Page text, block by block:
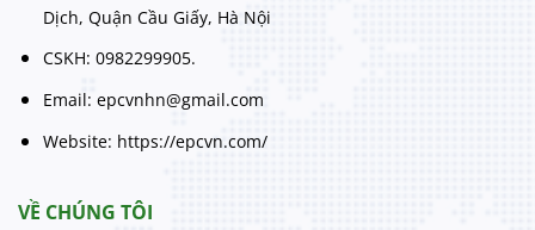
Dịch, Quận Cầu Giấy, Hà Nội
CSKH: 0982299905.
Email: epcvnhn@gmail.com
Website: https://epcvn.com/
VỀ CHÚNG TÔI